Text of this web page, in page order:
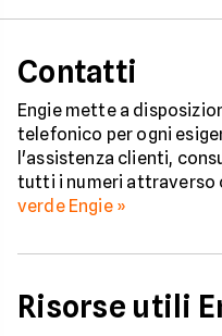
Contatti
Engie mette a
telefonico per ogni
l'assistenza clienti,
tutti i numeri attraverso
verde Engie »
Risorse utili